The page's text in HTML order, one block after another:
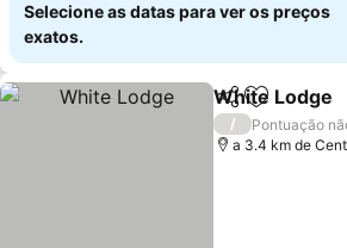
Selecione as datas para ver os preços
exatos.
PartilharAdicionar
White Lodge
/
Pontuação
a 3.4 km de